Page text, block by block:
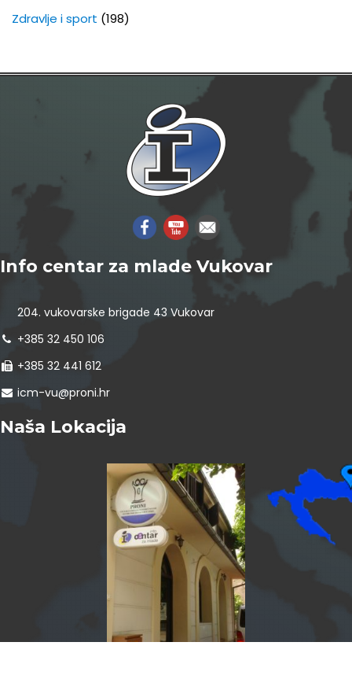
Zdravlje i sport (198)
Info centar za mlade Vukovar
204. vukovarske brigade 43 Vukovar
+385 32 450 106
+385 32 441 612
icm-vu@proni.hr
Naša Lokacija